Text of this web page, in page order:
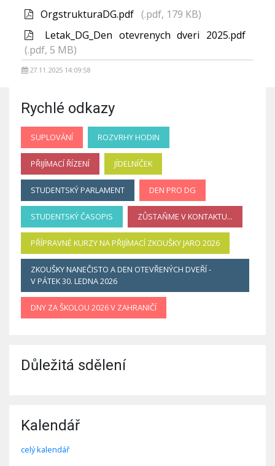
OrgstrukturaDG.pdf (.pdf, 179 KB)
Letak_DG_Den otevrenych dveri 2025.pdf
(.pdf, 5 MB)
27.11.2025 14:09:58
Rychlé odkazy
SUPLOVÁNÍ ROZVRHY HODIN
PŘIJÍMACÍ ŘÍZENÍ JÍDELNÍČEK
STUDENTSKÝ PARLAMENT DEN PRO DG
STUDENTSKÝ ČASOPIS ZŮSTAŇME V KONTAKTU...
PŘÍPRAVNÉ KURZY NA PŘIJÍMACÍ ZKOUŠKY JARO 2026
ZKOUŠKY NANEČISTO A DEN OTEVŘENÝCH DVEŘÍ -
V PÁTEK 30. LEDNA 2026
DNY ZA ŠKOLOU 2026 V ZAHRANIČÍ
Důležitá sdělení
Kalendář
celý kalendář